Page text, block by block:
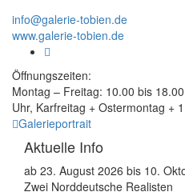
info@galerie-tobien.de
www.galerie-tobien.de
Öffnungszeiten:
Montag – Freitag: 10.00 bis
Uhr, Karfreitag + Ostermontag +
Galerieportrait
Aktuelle Info
ab 23. August 2026 bis 10.
Zwei Norddeutsche Realisten